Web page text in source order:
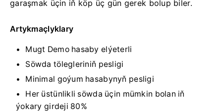
garaşmak üçin iň köp üç gün gerek bolup biler.
Artykmaçlyklary
Mugt Demo hasaby elýeterli
Söwda tölegleriniň pesligi
Minimal goýum hasabynyň pesligi
Her üstünlikli söwda üçin mümkin bolan iň
ýokary girdeji 80%